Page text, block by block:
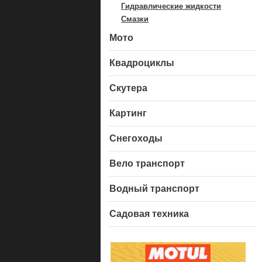
Гидравлические жидкости
Смазки
Мото
Квадроциклы
Скутера
Картинг
Снегоходы
Вело транспорт
Водный транспорт
Садовая техника